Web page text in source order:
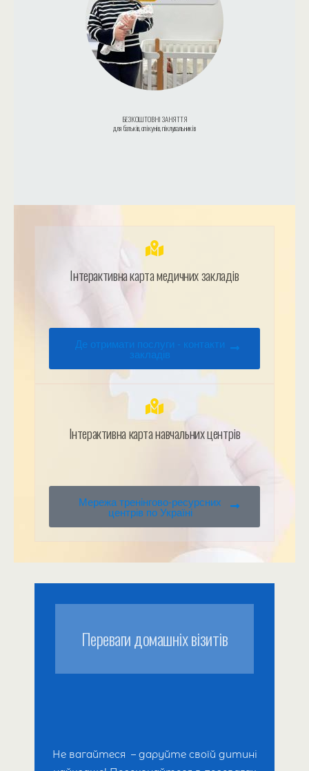
БЕЗКОШТОВНІ ЗАНЯТТЯ
для батьків, опікунів, піклувальників
Інтерактивна карта медичних закладів
Де отримати послуги - контакти
закладів
Інтерактивна карта навчальних центрів
Мережа тренінгово-ресурсних
центрів по Україні
Переваги домашніх візитів
Не вагайтеся – даруйте своїй дитині